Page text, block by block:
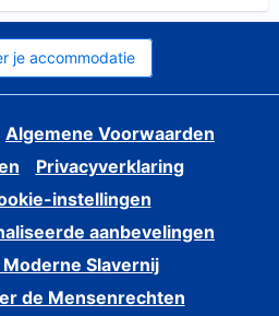
je accommodatie
Algemene Voorwaarden
Privacyverklaring
instellingen
aanbevelingen
Slavernij
de Mensenrechten